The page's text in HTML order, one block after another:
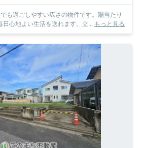
も過ごしやすい広さの物件です。陽当たり
日心地よい生活を送れます。立... もっと見る